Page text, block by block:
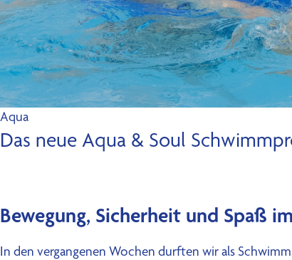
Aqua
Das neue Aqua & Soul
Bewegung, Sicherheit und Spaß
In den vergangenen Wochen durften wir als